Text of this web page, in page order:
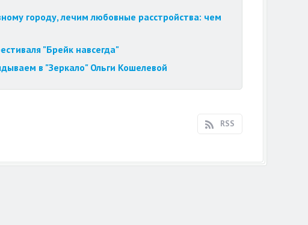
городу, лечим любовные расстройства: чем
"Брейк навсегда"
в "Зеркало" Ольги Кошелевой
RSS